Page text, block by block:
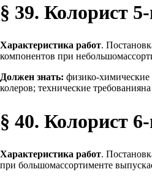
§ 39. Колорист
Характеристика работ.
компонентов при
Должен знать: физико-химические
колеров; технические
§ 40. Колорист
Характеристика работ.
при большомассортименте